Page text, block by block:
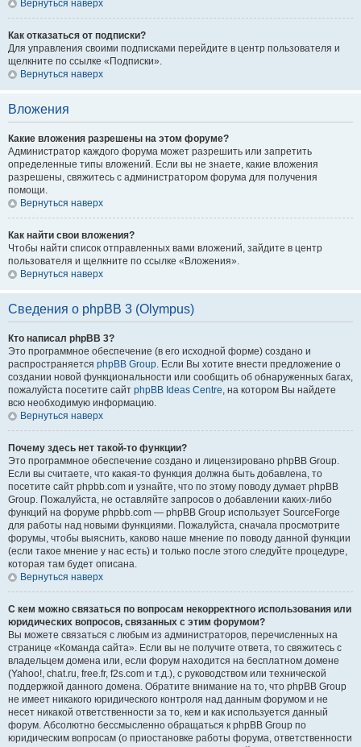
Вернуться наверх
Как отказаться от подписки?
Для управления своими подписками перейдите в центр пользователя и
щелкните по ссылке «Подписки».
Вернуться наверх
Вложения
Какие вложения разрешены на этом форуме?
Администратор каждого форума может разрешить или запретить
определенные типы вложений. Если вы не знаете, какие вложения
разрешены, свяжитесь с администратором форума для получения
помощи.
Вернуться наверх
Как найти свои вложения?
Чтобы найти список отправленных вами вложений, зайдите в центр
пользователя и щелкните по ссылке «Вложения».
Вернуться наверх
Сведения о phpBB 3 (Olympus)
Кто написал phpBB 3?
Это программное обеспечение (в его исходной форме) создано и
распространяется phpBB Group. Если Вы хотите внести предложение о
создании новой функциональности или сообщить об обнаруженных багах,
пожалуйста посетите сайт phpBB Ideas Centre, на котором Вы найдете
всю необходимую информацию.
Вернуться наверх
Почему здесь нет такой-то функции?
Это программное обеспечение создано и лицензировано phpBB Group.
Если вы считаете, что какая-то функция должна быть добавлена, то
посетите сайт phpbb.com и узнайте, что по этому поводу думает phpBB
Group. Пожалуйста, не оставляйте запросов о добавлении каких-либо
функций на форуме phpbb.com — phpBB Group использует SourceForge
для работы над новыми функциями. Пожалуйста, сначала просмотрите
форумы, чтобы выяснить, каково наше мнение по поводу данной функции
(если такое мнение у нас есть) и только после этого следуйте процедуре,
которая там будет описана.
Вернуться наверх
С кем можно связаться по вопросам некорректного использования или
юридических вопросов, связанных с этим форумом?
Вы можете связаться с любым из администраторов, перечисленных на
странице «Команда сайта». Если вы не получите ответа, то свяжитесь с
владельцем домена или, если форум находится на бесплатном домене
(Yahoo!, chat.ru, free.fr, f2s.com и т.д.), с руководством или технической
поддержкой данного домена. Обратите внимание на то, что phpBB Group
не имеет никакого юридического контроля над данным форумом и не
несет никакой ответственности за то, кем и как используется данный
форум. Абсолютно бессмысленно обращаться к phpBB Group по
юридическим вопросам (о приостановке работы форума, ответственности